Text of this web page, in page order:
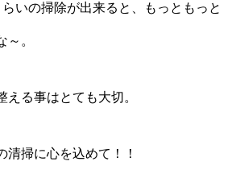
いの掃除が出来ると、もっともっと
～。
る事はとても大切。
掃に心を込めて！！